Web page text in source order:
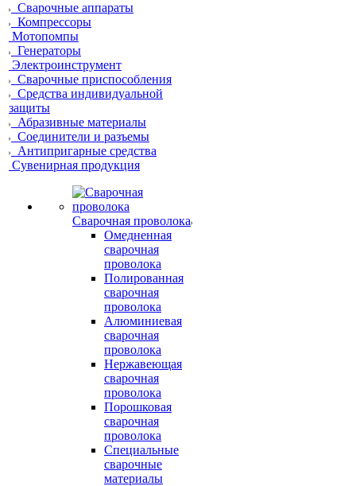
Сварочные аппараты
Компрессоры
Мотопомпы
Генераторы
Электроинструмент
Сварочные приспособления
Средства индивидуальной
защиты
Абразивные материалы
Соединители и разъемы
Антипригарные средства
Сувенирная продукция
Сварочная проволока
Омедненная
сварочная
проволока
Полированная
сварочная
проволока
Алюминиевая
сварочная
проволока
Нержавеющая
сварочная
проволока
Порошковая
сварочная
проволока
Специальные
сварочные
материалы